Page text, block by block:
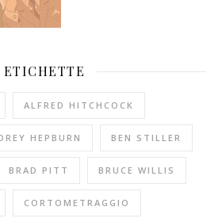
ETICHETTE
ALFRED HITCHCOCK
HEPBURN BEN STILLER
BRAD PITT BRUCE WILLIS
CORTOMETRAGGIO